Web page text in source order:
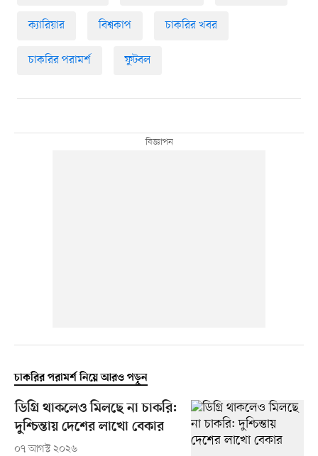
ক্যারিয়ার বিশ্বকাপ চাকরির খবর
চাকরির পরামর্শ ফুটবল
চাকরির পরামর্শ নিয়ে আরও পড়ুন
ডিগ্রি থাকলেও মিলছে না চাকরি:
দুশ্চিন্তায় দেশের লাখো বেকার
০৭ আগস্ট ২০২৬